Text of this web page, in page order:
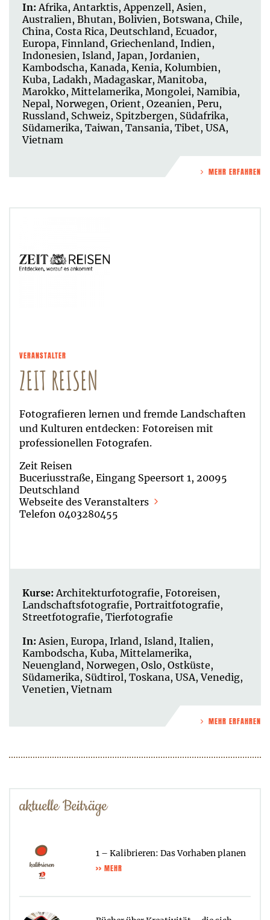
In: Afrika, Antarktis, Appenzell, Asien,
Australien, Bhutan, Bolivien, Botswana, Chile,
China, Costa Rica, Deutschland, Ecuador,
Europa, Finnland, Griechenland, Indien,
Indonesien, Island, Japan, Jordanien,
Kambodscha, Kanada, Kenia, Kolumbien,
Kuba, Ladakh, Madagaskar, Manitoba,
Marokko, Mittelamerika, Mongolei, Namibia,
Nepal, Norwegen, Orient, Ozeanien, Peru,
Russland, Schweiz, Spitzbergen, Südafrika,
Südamerika, Taiwan, Tansania, Tibet, USA,
Vietnam
MEHR ERFAHREN
VERANSTALTER
ZEIT REISEN
Fotografieren lernen und fremde Landschaften
und Kulturen entdecken: Fotoreisen mit
professionellen Fotografen.
Zeit Reisen
Buceriusstraße, Eingang Speersort 1, 20095
Deutschland
Webseite des Veranstalters
Telefon 0403280455
Kurse: Architekturfotografie, Fotoreisen,
Landschaftsfotografie, Portraitfotografie,
Streetfotografie, Tierfotografie
In: Asien, Europa, Irland, Island, Italien,
Kambodscha, Kuba, Mittelamerika,
Neuengland, Norwegen, Oslo, Ostküste,
Südamerika, Südtirol, Toskana, USA,Venedig,
Venetien,Vietnam
MEHR ERFAHREN
aktuelle Beiträge
1 – Kalibrieren: Das Vorhaben planen
>> MEHR